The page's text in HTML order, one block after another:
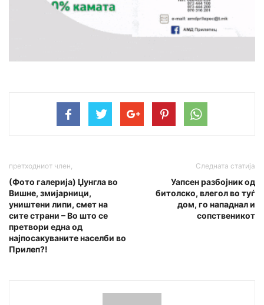
претходниот член,
(Фото галерија) Џунгла во
Вишне, змијарници,
уништени липи, смет на
сите страни – Во што се
претвори една од
најпосакуваните населби во
Прилеп?!
Следната статија
Уапсен разбојник од
битолско, влегол во туѓ
дом, го нападнал и
сопственикот